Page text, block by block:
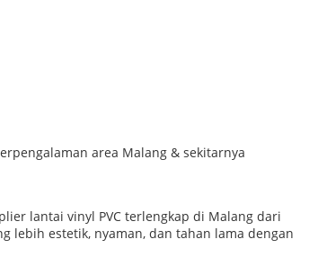
area Malang & sekitarnya
lantai vinyl PVC terlengkap di Malang dari
lebih estetik, nyaman, dan tahan lama dengan